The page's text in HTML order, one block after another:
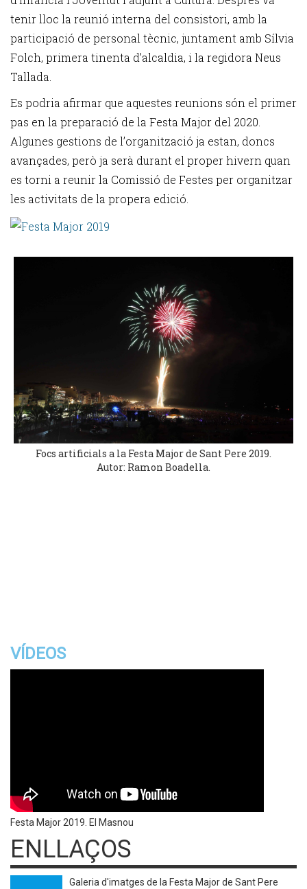
tenir lloc la reunió interna del consistori, amb la
participació de personal tècnic, juntament amb Sílvia
Folch, primera tinenta d’alcaldia, i la regidora Neus
Tallada.
Es podria afirmar que aquestes reunions són el primer
pas en la preparació de la Festa Major del 2020.
Algunes gestions de l’organització ja estan, doncs
avançades, però ja serà durant el proper hivern quan
es torni a reunir la Comissió de Festes per organitzar
les activitats de la propera edició.
Focs artificials a la Festa Major de Sant Pere 2019.
Autor: Ramon Boadella.
VÍDEOS
Festa Major 2019. El Masnou
ENLLAÇOS
Galeria d'imatges de la Festa Major de Sant Pere